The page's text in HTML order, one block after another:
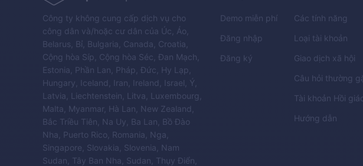
Công ty không cung cấp dịch vụ cho
công dân và/hoặc cư dân của Úc, Áo,
Belarus, Bỉ, Bulgaria, Canada, Croatia,
Cộng hòa Síp, Cộng hòa Séc, Đan Mạch,
Estonia, Phần Lan, Pháp, Đức, Hy Lạp,
Hungary, Iceland, Iran, Ireland, Israel, Ý,
Latvia, Liechtenstein, Litva, Luxembourg,
Malta, Myanmar, Hà Lan, New Zealand,
Bắc Triều Tiên, Na Uy, Ba Lan, Bồ Đào
Nha, Puerto Rico, Romania, Nga,
Singapore, Slovakia, Slovenia, Nam
Sudan, Tây Ban Nha, Sudan, Thụy Điển,
Demo miễn phí
Đăng nhập
Đăng ký
Các tính năng
Loại tài khoản
Giao dịch xã hội
Câu hỏi thường
Tài khoản Hồi
Hướng dẫn